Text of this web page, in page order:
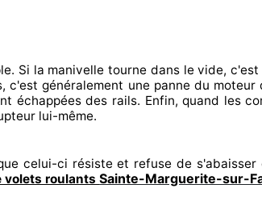
Si la manivelle tourne dans le vide,
c'est généralement une panne du moteur
échappéesdes rails. Enfin, quand les
lui-même.
celui-ci résiste et refuse de s'abaisser
volets roulants Sainte-Marguerite-sur-